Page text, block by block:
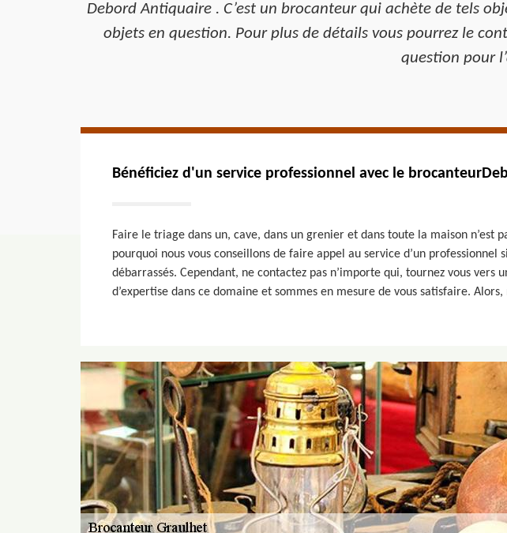
Debord Antiquaire . C’est un brocanteur qui achète de tels
objets en question. Pour plus de détails vous pourrez le
question pour
Bénéficiez d'un service professionnel avec le
Faire le triage dans un, cave, dans un grenier et dans toute la maison n’est
pourquoi nous vous conseillons de faire appel au service d’un
débarrassés. Cependant, ne contactez pas n’importe qui, tournez vous
d’expertise dans ce domaine et sommes en mesure de vous satisfaire. Alors,